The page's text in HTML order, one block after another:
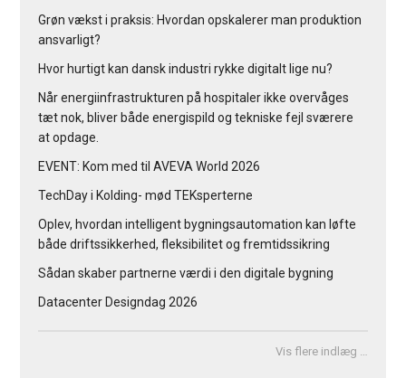
Grøn vækst i praksis: Hvordan opskalerer man produktion
ansvarligt?
Hvor hurtigt kan dansk industri rykke digitalt lige nu?
Når energiinfrastrukturen på hospitaler ikke overvåges
tæt nok, bliver både energispild og tekniske fejl sværere
at opdage.
EVENT: Kom med til AVEVA World 2026
TechDay i Kolding- mød TEKsperterne
Oplev, hvordan intelligent bygningsautomation kan løfte
både driftssikkerhed, fleksibilitet og fremtidssikring
Sådan skaber partnerne værdi i den digitale bygning
Datacenter Designdag 2026
Vis flere indlæg …